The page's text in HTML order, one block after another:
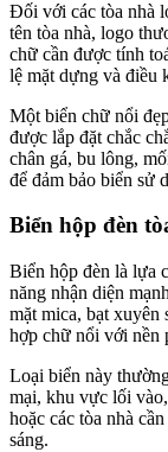
Đối với các tòa nhà
tên tòa nhà, logo
chữ cần được tính
lệ mặt dựng và điều
Một biển chữ nổi
được lắp đặt chắc
chân gá, bu lông,
để đảm bảo biển sử
Biển hộp đèn
Biển hộp đèn là lựa
năng nhận diện
mặt mica, bạt xuyên
hợp chữ nổi với nền
Loại biển này
mại, khu vực lối
hoặc các tòa nhà
sáng.